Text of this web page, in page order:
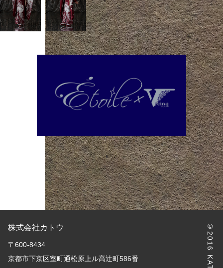
株式会社カトウ
〒600-8434
京都市下京区室町通松原上ル高辻町586番